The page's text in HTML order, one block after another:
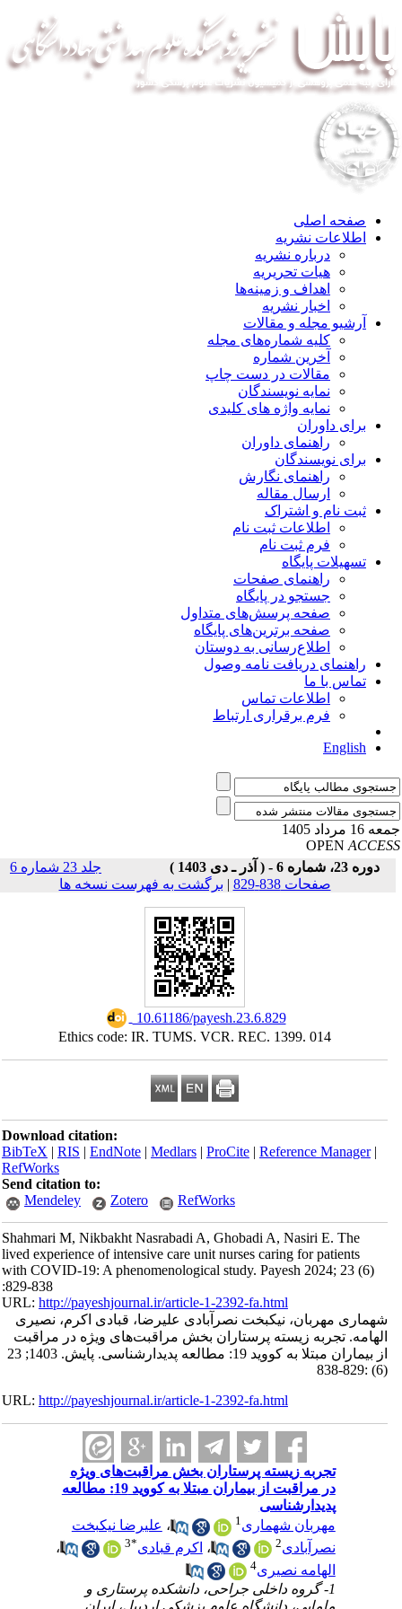
صفحه اصلی
اطلاعات نشریه
درباره نشریه
هیات تحریریه
اهداف و زمینه‌ها
اخبار نشریه
آرشیو مجله و مقالات
کلیه شماره‌های مجله
آخرین شماره
مقالات در دست چاپ
نمایه نویسندگان
نمایه واژه های کلیدی
برای داوران
راهنمای داوران
برای نویسندگان
راهنمای نگارش
ارسال مقاله
ثبت نام و اشتراک
اطلاعات ثبت نام
فرم ثبت نام
تسهیلات پایگاه
راهنمای صفحات
جستجو در پایگاه
صفحه پرسش‌های متداول
صفحه برترین‌های پایگاه
اطلاع‌رسانی به دوستان
راهنمای دریافت نامه وصول
تماس با ما
اطلاعات تماس
فرم برقراری ارتباط
English
مرداد 1405
OPEN
دوره 23، شماره 6 - ( آذر ـ دی 1403 )
جلد 23 شماره 6
صفحات 838-829
|برگشت به فهرست نسخه ها
‎ 10.61186/payesh.23.6.829
Ethics code: IR. TUMS. VCR. REC. 1399. 014
Download citation:
BibTeX|RIS|EndNote|Medlars|ProCite|Reference Manager
RefWorks
Send citation to:
Mendeley
Zotero RefWorks
Shahmari M, Nikbakht Nasrabadi A, Ghobadi A, Nasiri E. The
lived experience of intensive care unit nurses caring for patients
with COVID-19: A phenomenological study. Payesh 2024; 23 (6)
:829-838
URL:http://payeshjournal.ir/article-1-2392-fa.html
شهماری مهربان، نیکبخت نصرآبادی علیرضا، قبادی اکرم، نصیری
الهامه. تجربه زیسته پرستاران بخش مراقبت‌های ویژه در مراقبت
از بیماران مبتلا به کووید 19: مطالعه پدیدارشناسی. پایش. 1403; 23
URL:http://payeshjournal.ir/article-1-2392-fa.html
تجربه زیسته پرستاران بخش مراقبت‌های ویژه
در مراقبت از بیماران مبتلا به کووید 19: مطالعه
پدیدارشناسی
مهربان شهماری1 ،علیرضا نیکبخت
نصرآبادی
،اکرم قبادی 3
،
الهامه نصیری
1- گروه داخلی جراحی، دانشکده پرستاری و
مامایی، دانشگاه علوم پزشکی اردبیل، ایران